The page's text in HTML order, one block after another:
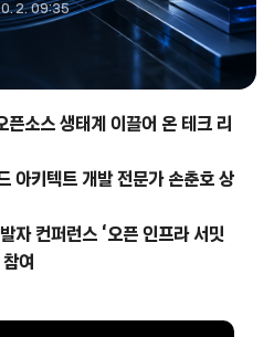
2. 09:35
픈소스 생태계 이끌어 온 테크 리
아키텍트 개발 전문가 손춘호 상
자 컨퍼런스 ‘오픈 인프라 서밋
여